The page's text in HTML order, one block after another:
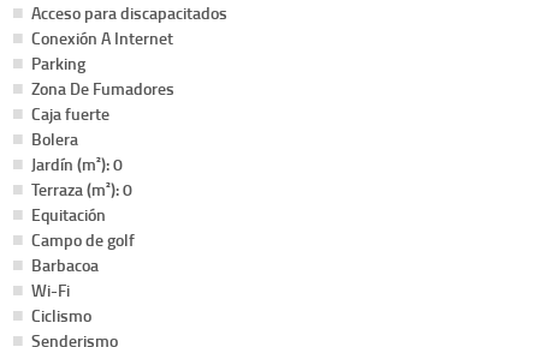
Acceso para discapacitados
Conexión A Internet
Parking
Zona De Fumadores
Caja fuerte
Bolera
Jardín (m²): 0
Terraza (m²): 0
Equitación
Campo de golf
Barbacoa
Wi-Fi
Ciclismo
Senderismo